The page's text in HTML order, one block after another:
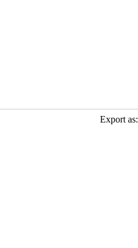
Export as: